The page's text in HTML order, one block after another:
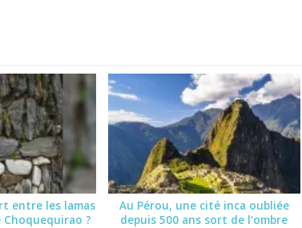
entre les lamas
?
Au Pérou, une cité inca oubliée
depuis 500 ans sort de l’ombre